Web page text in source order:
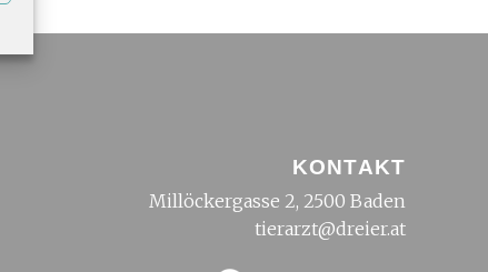
KONTAKT
Millöckergasse 2, 2500 Baden
tierarzt@dreier.at